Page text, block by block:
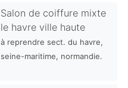
Salon de coiffure mixte
le havre ville haute
à reprendre sect. du havre,
seine-maritime, normandie.